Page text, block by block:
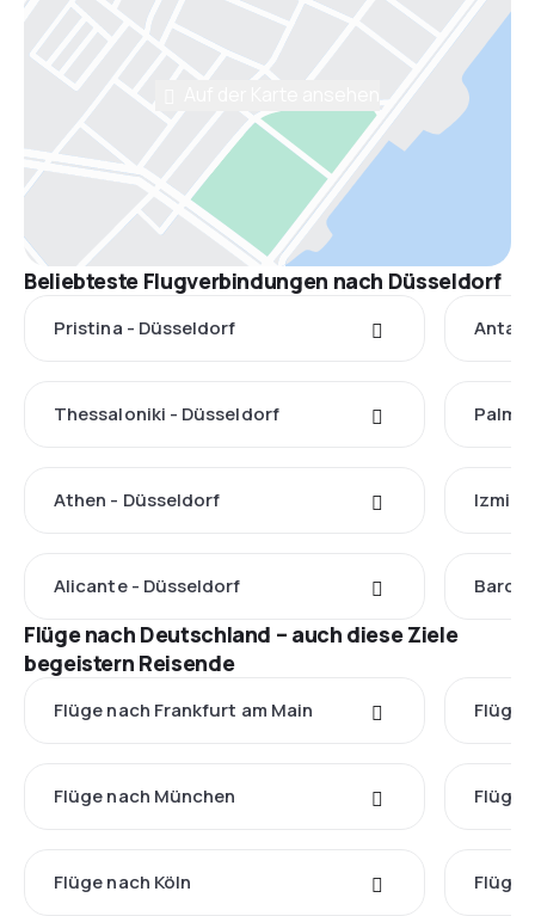
Beliebteste Flugverbindungen nach Düsseldorf
Pristina - Düsseldorf
Thessaloniki - Düsseldorf
Athen - Düsseldorf Izmir
Alicante - Düsseldorf
Flüge nach Deutschland – auch diese Ziele
begeistern Reisende
Flüge nach Frankfurt am Main Flüge
Flüge nach München Flüge
Flüge nach Köln Flüge